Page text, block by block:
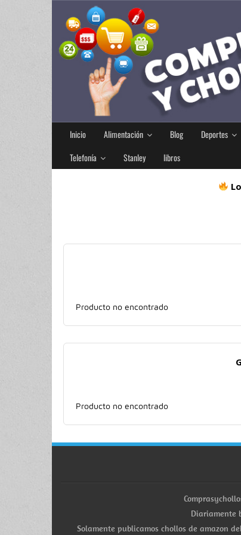
Inicio Alimentación Blog Deportes
Telefonía
Stanley libros
Producto no encontrado
Producto no encontrado
Diariamente
Solamente publicamos chollos de amazon